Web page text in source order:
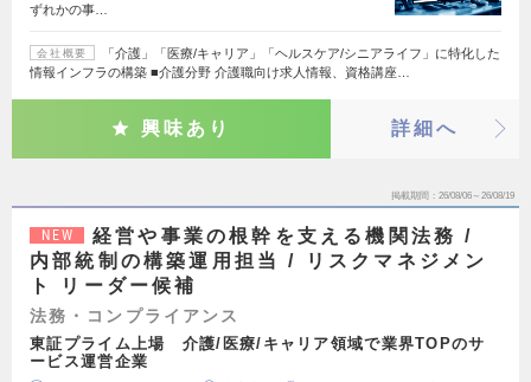
ずれかの事…
会社概要
「介護」「医療/キャリア」「ヘルスケア/シニアライフ」に特化した
情報インフラの構築 ■介護分野 介護職向け求人情報、資格講座…
興味あり 詳細へ
掲載期間 26/08/06～26/08/19
NEW
経営や事業の根幹を支える機関法務 /
内部統制の構築運用担当 / リスクマネジメン
ト リーダー候補
法務・コンプライアンス
東証プライム上場 介護/医療/キャリア領域で業界TOPのサ
ービス運営企業